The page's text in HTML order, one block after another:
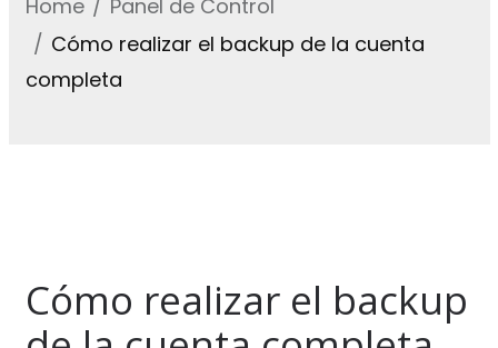
Home
Panel de Control
Cómo realizar el backup de la cuenta
completa
Cómo realizar el backup